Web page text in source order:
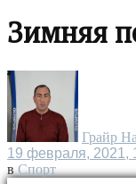
Зимняя
Грайр
19 февраля, 2021,
в Спорт